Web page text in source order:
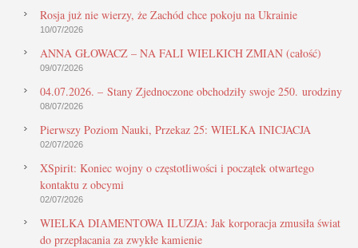
Rosja już nie wierzy, że Zachód chce pokoju na Ukrainie
10/07/2026
ANNA GŁOWACZ – NA FALI WIELKICH ZMIAN (całość)
09/07/2026
04.07.2026. – Stany Zjednoczone obchodziły swoje 250. urodziny
08/07/2026
Pierwszy Poziom Nauki, Przekaz 25: WIELKA INICJACJA
02/07/2026
XSpirit: Koniec wojny o częstotliwości i początek otwartego
kontaktu z obcymi
02/07/2026
WIELKA DIAMENTOWA ILUZJA: Jak korporacja zmusiła świat
do przepłacania za zwykłe kamienie